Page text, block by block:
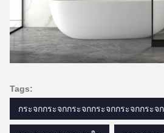
Tags:
กระจกกระจกกระจกกระจกกระจกกระจก